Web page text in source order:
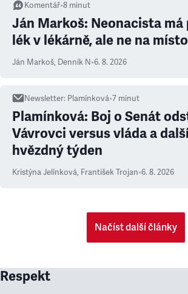
Komentář•8 minut
Ján Markoš: Neonacista má
lék v lékárně, ale ne na
Ján Markoš, Denník N•6. 8. 2026
Newsletter: Plamínková•7 minut
Plamínková: Boj o Senát
Vávrovci versus vláda a
hvězdný týden
Kristýna Jelínková, František Trojan•6. 8. 2026
Načíst další články
Respekt